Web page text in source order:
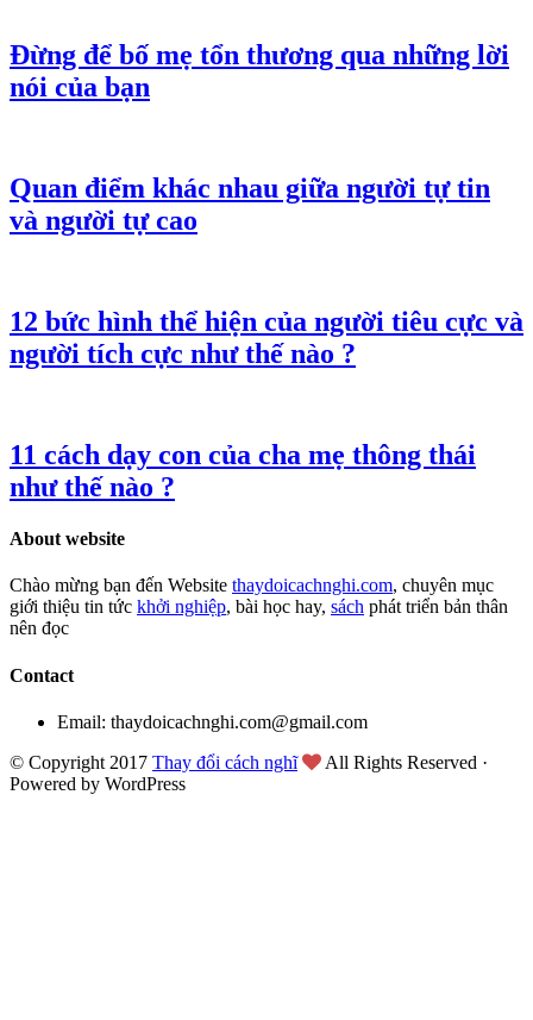
Đừng để bố mẹ tổn thương qua những lời
nói của bạn
Quan điểm khác nhau giữa người tự tin
và người tự cao
12 bức hình thể hiện của người tiêu cực và
người tích cực như thế nào ?
11 cách dạy con của cha mẹ thông thái
như thế nào ?
About website
Chào mừng bạn đến Website thaydoicachnghi.com, chuyên mục
giới thiệu tin tức khởi nghiệp, bài học hay, sách phát triển bản thân
nên đọc
Contact
Email: thaydoicachnghi.com@gmail.com
© Copyright 2017 Thay đổi cách nghĩ
All Rights Reserved ·
Powered by WordPress